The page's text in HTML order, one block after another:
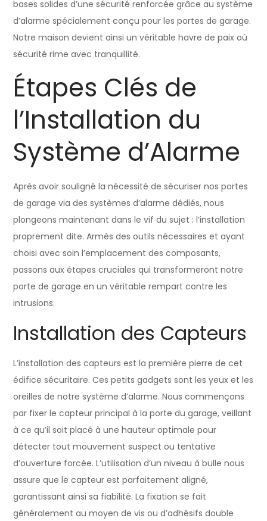
bases solides d’une sécurité renforcée grâce au système
d’alarme spécialement conçu pour les portes de garage.
Notre maison devient ainsi un véritable havre de paix où
sécurité rime avec tranquillité.
Étapes Clés de
l’Installation du
Système d’Alarme
Après avoir souligné la nécessité de sécuriser nos portes
de garage via des systèmes d’alarme dédiés, nous
plongeons maintenant dans le vif du sujet : l’installation
proprement dite. Armés des outils nécessaires et ayant
choisi avec soin l’emplacement des composants,
passons aux étapes cruciales qui transformeront notre
porte de garage en un véritable rempart contre les
intrusions.
Installation des Capteurs
L’installation des capteurs est la première pierre de cet
édifice sécuritaire. Ces petits gadgets sont les yeux et les
oreilles de notre système d’alarme. Nous commençons
par fixer le capteur principal à la porte du garage, veillant
à ce qu’il soit placé à une hauteur optimale pour
détecter tout mouvement suspect ou tentative
d’ouverture forcée. L’utilisation d’un niveau à bulle nous
assure que le capteur est parfaitement aligné,
garantissant ainsi sa fiabilité. La fixation se fait
généralement au moyen de vis ou d’adhésifs double